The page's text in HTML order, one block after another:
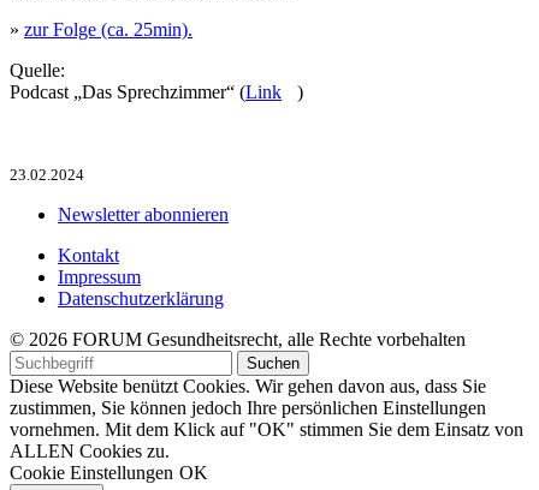
» zur Folge (ca. 25min).
Quelle:
Podcast „Das Sprechzimmer“ (Link )
23.02.2024
Newsletter abonnieren
Kontakt
Impressum
Datenschutzerklärung
© 2026 FORUM Gesundheitsrecht, alle Rechte vorbehalten
Diese Website benützt Cookies. Wir gehen davon aus, dass Sie
zustimmen, Sie können jedoch Ihre persönlichen Einstellungen
vornehmen. Mit dem Klick auf "OK" stimmen Sie dem Einsatz von
ALLEN Cookies zu.
Cookie Einstellungen OK